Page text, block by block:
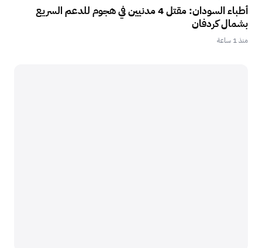
أطباء السودان: مقتل 4 مدنيين في هجوم للدعم السريع
بشمال كردفان
منذ 1 ساعة